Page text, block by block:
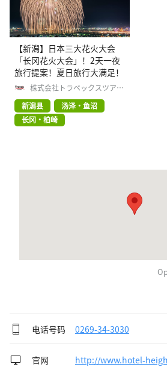
【新潟】日本三大花火大会
「长冈花火大会」！2天一夜
旅行提案！夏日旅行大满足！
株式会社トラベックスツアー
ズ
新潟县
汤泽・鱼沼
长冈・柏崎
电话号码 0269-34-3030
官网 http://www.hotel-